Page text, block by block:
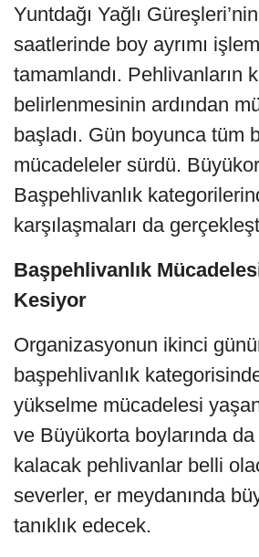
Yuntdağı Yağlı
saatlerinde boy ayrımı
tamamlandı. Pehlivanların
belirlenmesinin ardından
başladı. Gün boyunca tüm
mücadeleler sürdü.
Başpehlivanlık
karşılaşmaları da
Başpehlivanlık
Kesiyor
Organizasyonun ikinci
başpehlivanlık
yükselme mücadelesi
ve Büyükorta boylarında
kalacak pehlivanlar belli
severler, er meydanında
tanıklık edecek.